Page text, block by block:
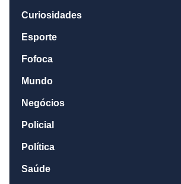
Curiosidades
Esporte
Fofoca
Mundo
Negócios
Policial
Política
Saúde